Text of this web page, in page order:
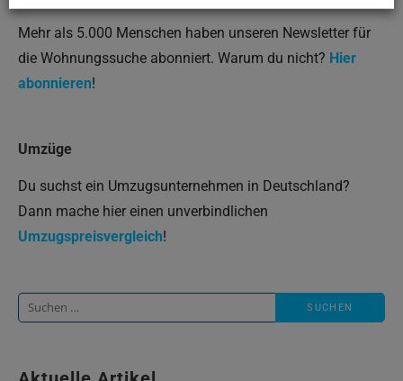
Mehr als 5.000 Menschen haben unseren Newsletter für
die Wohnungssuche abonniert. Warum du nicht? Hier
abonnieren!
Umzüge
Du suchst ein Umzugsunternehmen in Deutschland?
Dann mache hier einen unverbindlichen
Umzugspreisvergleich!
Suche